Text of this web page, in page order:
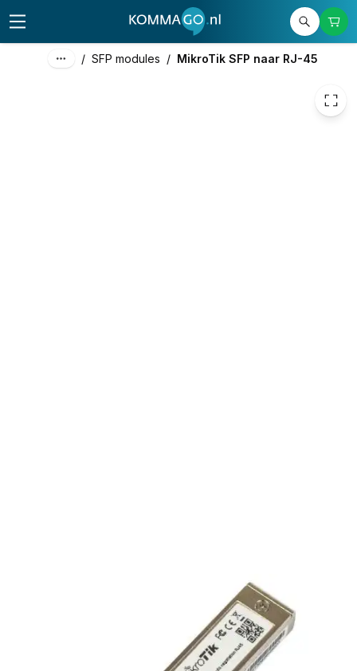
/ SFP modules / MikroTik SFP naar RJ-45
excl. btw